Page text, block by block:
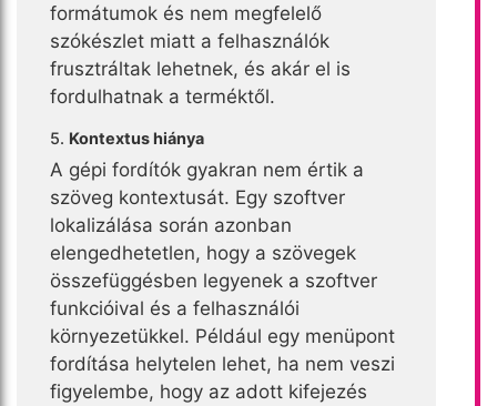
formátumok és nem megfelelő
szókészlet miatt a felhasználók
frusztráltak lehetnek, és akár el is
fordulhatnak a terméktől.
5. Kontextus hiánya
A gépi fordítók gyakran nem értik a
szöveg kontextusát. Egy szoftver
lokalizálása során azonban
elengedhetetlen, hogy a szövegek
összefüggésben legyenek a szoftver
funkcióival és a felhasználói
környezetükkel. Például egy menüpont
fordítása helytelen lehet, ha nem veszi
figyelembe, hogy az adott kifejezés